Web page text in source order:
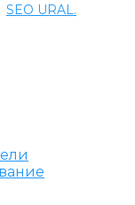
SEO URAL.